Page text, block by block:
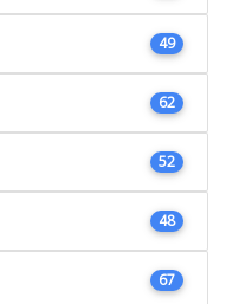
49
62
52
48
67